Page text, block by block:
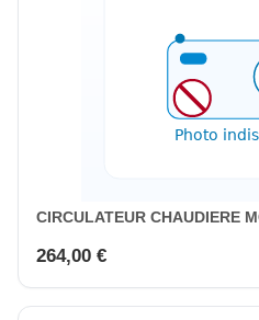
CIRCULATEUR CHAUDIERE
264,00 €